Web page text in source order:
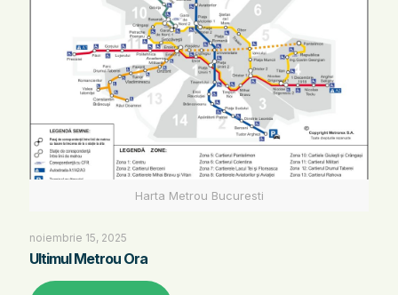
Harta Metrou Bucuresti
noiembrie 15, 2025
Ultimul Metrou Ora